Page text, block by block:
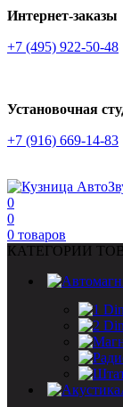
Интернет-заказы
+7 (495) 922-50-48
Установочная
+7 (916) 669-14-83
0
0
0 товаров
КАТЕГОРИИ